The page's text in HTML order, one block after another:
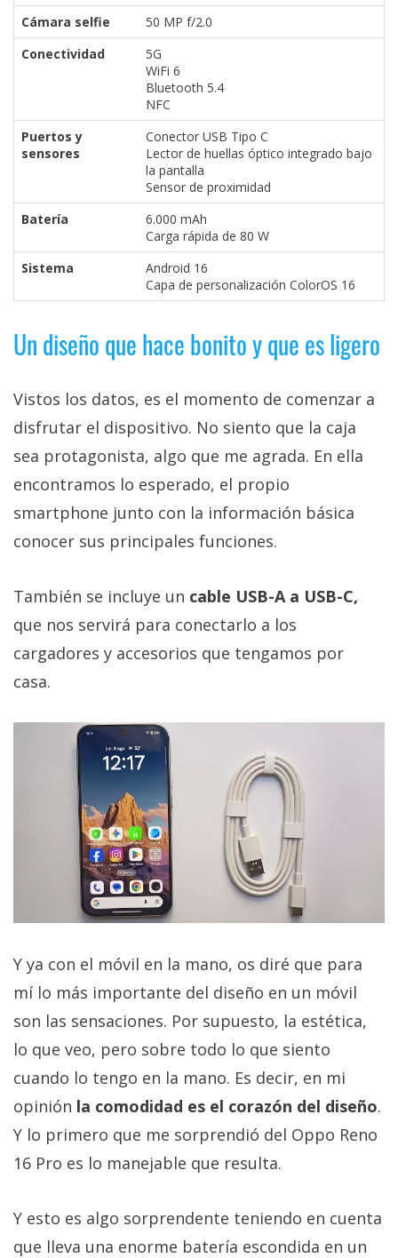
Cámara selfie
50 MP f/2.0
Conectividad
5G
WiFi 6
Bluetooth 5.4
NFC
Puertos y
sensores
Conector USB Tipo C
Lector de huellas óptico integrado bajo
la pantalla
Sensor de proximidad
Batería
6.000 mAh
Carga rápida de 80 W
Sistema
Android 16
Capa de personalización ColorOS 16
Un diseño que hace bonito y que es ligero
Vistos los datos, es el momento de comenzar a
disfrutar el dispositivo. No siento que la caja
sea protagonista, algo que me agrada. En ella
encontramos lo esperado, el propio
smartphone junto con la información básica
conocer sus principales funciones.
También se incluye un cable USB-A a USB-C,
que nos servirá para conectarlo a los
cargadores y accesorios que tengamos por
casa.
Y ya con el móvil en la mano, os diré que para
mí lo más importante del diseño en un móvil
son las sensaciones. Por supuesto, la estética,
lo que veo, pero sobre todo lo que siento
cuando lo tengo en la mano. Es decir, en mi
opinión la comodidad es el corazón del diseño.
Y lo primero que me sorprendió del Oppo Reno
16 Pro es lo manejable que resulta.
Y esto es algo sorprendente teniendo en cuenta
que lleva una enorme batería escondida en un